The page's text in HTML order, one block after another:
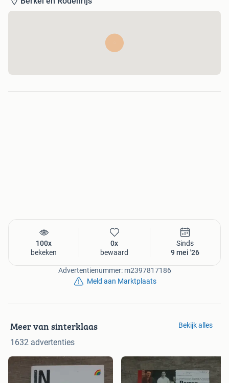
100x
bekeken
0x
bewaard
Sinds
9 mei '26
Advertentienummer: m2397817186
Meld aan Marktplaats
Meer van sinterklaas
1632 advertenties
Bekijk alles